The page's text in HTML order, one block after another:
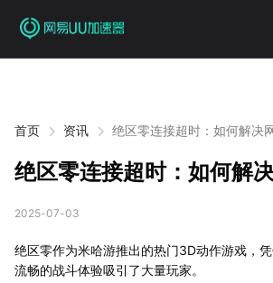
首页 资讯 绝区零连接超时：如何解决
绝区零连接超时：如何解
2025-07-03
绝区零作为米哈游推出的热门3D动作游戏，
流畅的战斗体验吸引了大量玩家。